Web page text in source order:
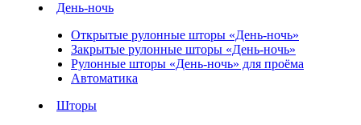
День-ночь
Открытые рулонные шторы «День-ночь»
Закрытые рулонные шторы «День-ночь»
Рулонные шторы «День-ночь» для проёма
Автоматика
Шторы